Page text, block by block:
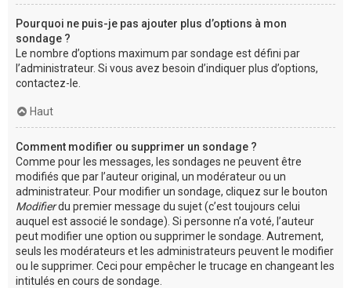
Pourquoi ne puis-je pas ajouter plus d’options à mon
sondage ?
Le nombre d’options maximum par sondage est défini par
l’administrateur. Si vous avez besoin d’indiquer plus d’options,
contactez-le.
Haut
Comment modifier ou supprimer un sondage ?
Comme pour les messages, les sondages ne peuvent être
modifiés que par l’auteur original, un modérateur ou un
administrateur. Pour modifier un sondage, cliquez sur le bouton
Modifierdu premier message du sujet (c’est toujours celui
auquel est associé le sondage). Si personne n’a voté, l’auteur
peut modifier une option ou supprimer le sondage. Autrement,
seuls les modérateurs et les administrateurs peuvent le modifier
ou le supprimer. Ceci pour empêcher le trucage en changeant les
intitulés en cours de sondage.